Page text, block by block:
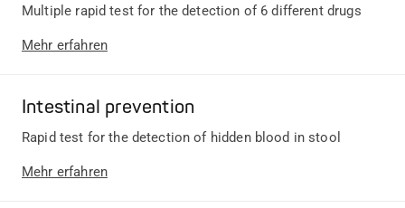
Multiple rapid test for the detection of 6 different drugs
Mehr erfahren
Intestinal prevention
Rapid test for the detection of hidden blood in stool
Mehr erfahren